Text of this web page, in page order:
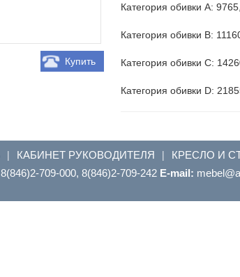
Купить
Категория обивки А:
Категория обивки В:
Категория обивки С:
Категория обивки D:
| КАБИНЕТ РУКОВОДИТЕЛЯ | КРЕСЛО И
8(846)2-709-000, 8(846)2-709-242 E-mail: ur.s-